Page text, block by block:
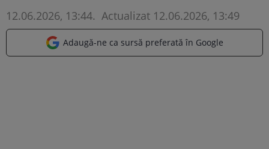
12.06.2026, 13:44. Actualizat 12.06.2026, 13:49
Adaugă-ne ca sursă preferată în Google